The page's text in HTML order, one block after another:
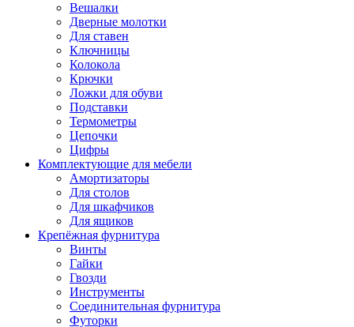
Вешалки
Дверные молотки
Для ставен
Ключницы
Колокола
Крючки
Ложки для обуви
Подставки
Термометры
Цепочки
Цифры
Комплектующие для мебели
Амортизаторы
Для столов
Для шкафчиков
Для ящиков
Крепёжная фурнитура
Винты
Гайки
Гвозди
Инструменты
Соединительная фурнитура
Футорки